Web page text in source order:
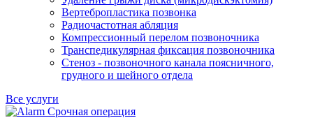
Вертебропластика позвонка
Радиочастотная абляция
Компрессионный перелом позвоночника
Транспедикулярная фиксация позвоночника
Стеноз - позвоночного канала поясничного,
грудного и шейного отдела
Все услуги
Срочная операция